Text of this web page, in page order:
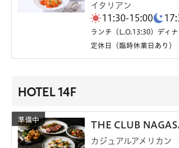
イタリアン
11:30-15:00
ランチ（L.O.13:30）ディ
定休日（臨時休業日あり）
HOTEL 14F
THE CLUB
カジュアルアメリカン